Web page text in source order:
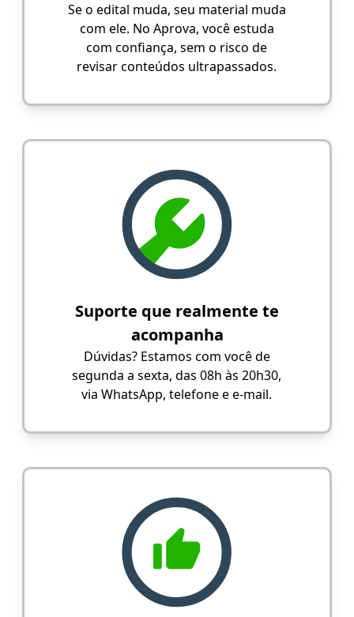
Se o edital muda, seu material muda
com ele. No Aprova, você estuda
com confiança, sem o risco de
revisar conteúdos ultrapassados.
Suporte que realmente te
acompanha
Dúvidas? Estamos com você de
segunda a sexta, das 08h às 20h30,
via WhatsApp, telefone e e-mail.